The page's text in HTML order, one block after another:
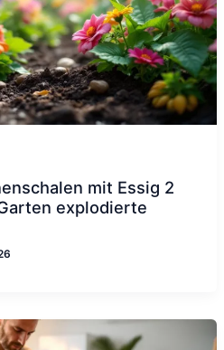
mit Essig 2
explodierte